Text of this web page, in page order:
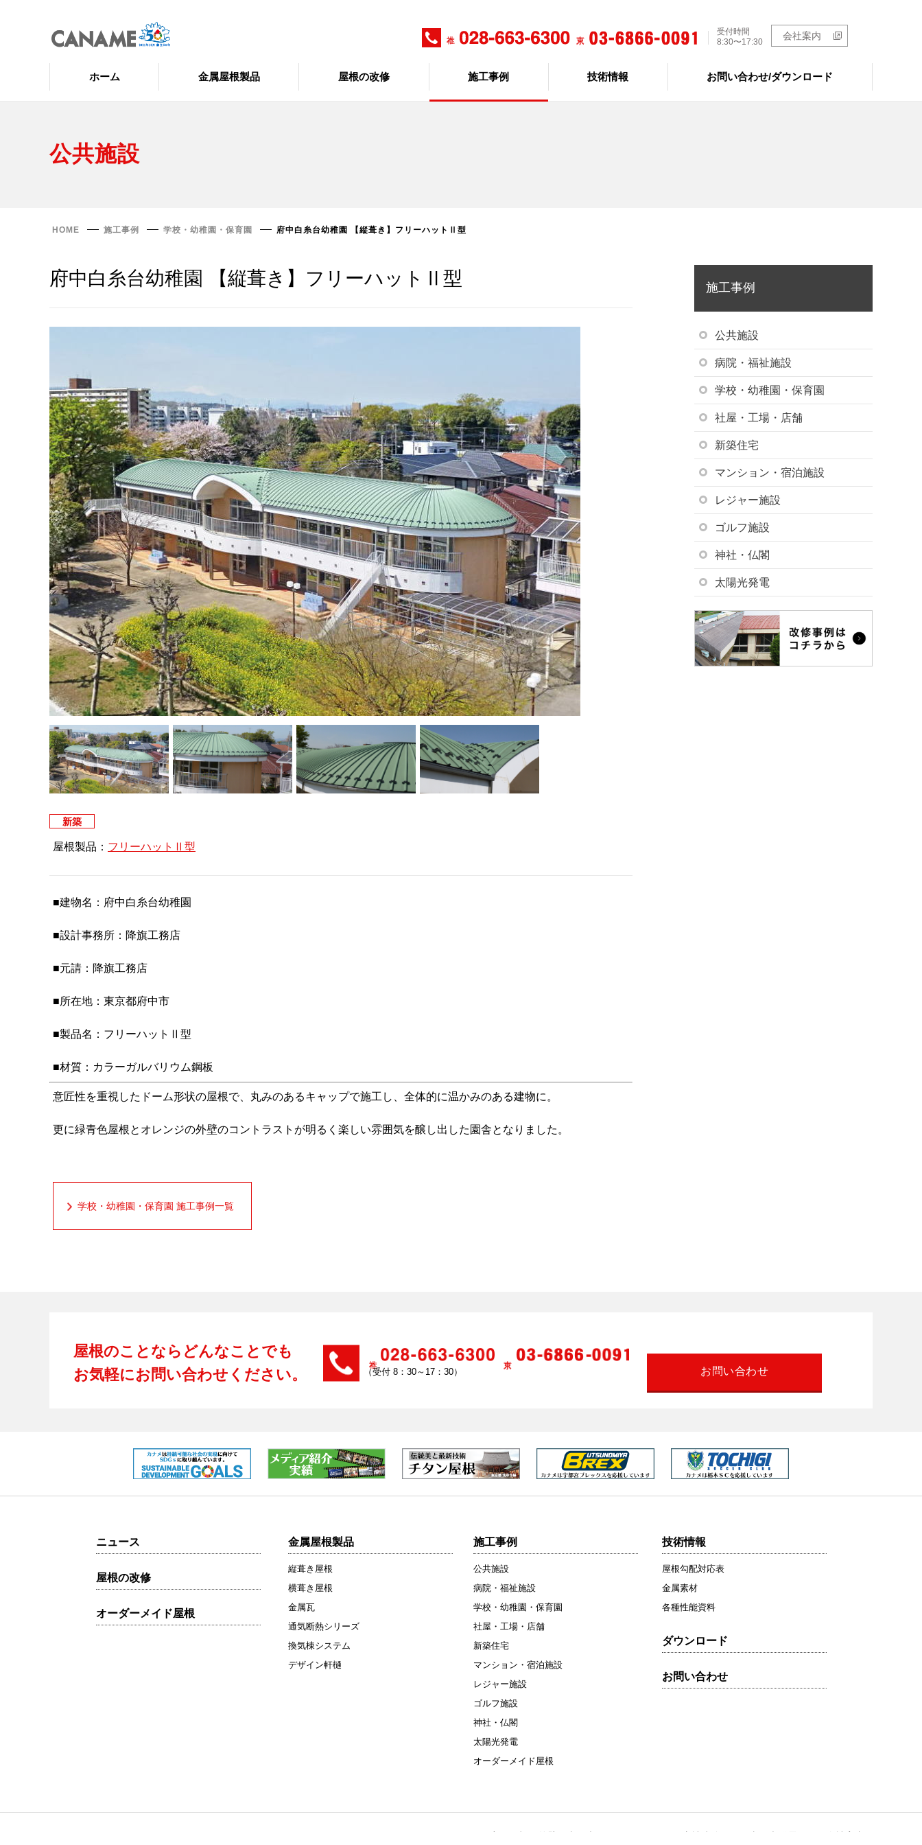
受付時間
8:30〜17:30
会社案内
ホーム 金属屋根製品 屋根の改修 施工事例 技術情報 お問い合わせ/ダウンロード
公共施設
HOME 施工事例 学校・幼稚園・保育園 府中白糸台幼稚園 【縦葺き】フリーハットⅡ型
府中白糸台幼稚園 【縦葺き】フリーハットⅡ型
新築
屋根製品： フリーハットⅡ型
■建物名：府中白糸台幼稚園
■設計事務所：降旗工務店
■元請：降旗工務店
■所在地：東京都府中市
■製品名：フリーハットⅡ型
■材質：カラーガルバリウム鋼板
意匠性を重視したドーム形状の屋根で、丸みのあるキャップで施工し、全体的に温かみのある建物に。
更に緑青色屋根とオレンジの外壁のコントラストが明るく楽しい雰囲気を醸し出した園舎となりました。
学校・幼稚園・保育園 施工事例一覧
施工事例
公共施設
病院・福祉施設
学校・幼稚園・保育園
社屋・工場・店舗
新築住宅
マンション・宿泊施設
レジャー施設
ゴルフ施設
神社・仏閣
太陽光発電
屋根のことならどんなことでも
お気軽にお問い合わせください。
（受付 8：30～17：30） お問い合わせ
ニュース
屋根の改修
オーダーメイド屋根
金属屋根製品
縦葺き屋根
横葺き屋根
金属瓦
通気断熱シリーズ
換気棟システム
デザイン軒樋
施工事例
公共施設
病院・福祉施設
学校・幼稚園・保育園
社屋・工場・店舗
新築住宅
マンション・宿泊施設
レジャー施設
ゴルフ施設
神社・仏閣
太陽光発電
オーダーメイド屋根
技術情報
屋根勾配対応表
金属素材
各種性能資料
ダウンロード
お問い合わせ